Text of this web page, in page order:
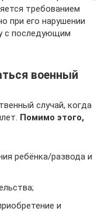
требованием
при его нарушении
с последующим
военный
случай, когда
Помимо этого,
ребёнка/развода и
и